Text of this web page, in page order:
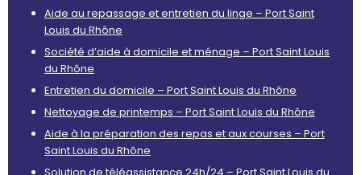
Aide au repassage et entretien du linge – Port Saint
Louis du Rhône
Société d’aide à domicile et ménage – Port Saint Louis
du Rhône
Entretien du domicile – Port Saint Louis du Rhône
Nettoyage de printemps – Port Saint Louis du Rhône
Aide à la préparation des repas et aux courses – Port
Saint Louis du Rhône
Solution de téléassistance 24h/24 – Port Saint Louis du